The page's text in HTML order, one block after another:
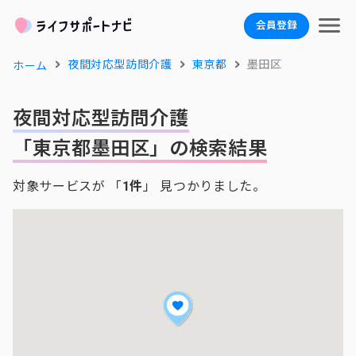
会員登録
ホーム 夜間対応型訪問介護 東京都 墨田区
夜間対応型訪問介護
「東京都墨田区」の検索結果
対象サービスが 「1件 」 見つかりました。